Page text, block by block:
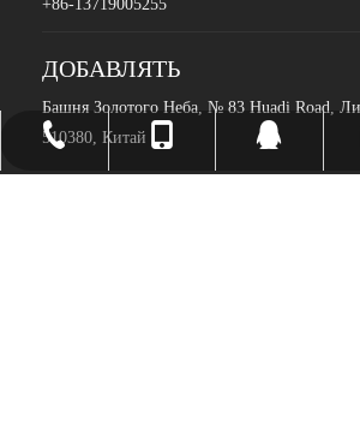
+86-13719005255
ДОБАВЛЯТЬ
Башня Золотого Неба, № 83 Huadi Road,
510380, Китай
+86-20-22105997
+86-13719005255
2264186188
Sales@topmedi.com
+86-13719005255